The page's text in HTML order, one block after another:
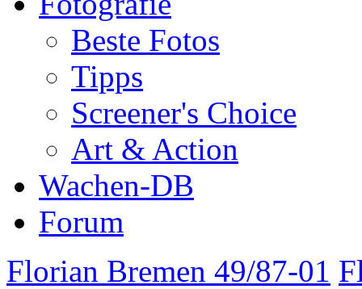
Beste Fotos
Tipps
Screener's Choice
Art & Action
Wachen-DB
Forum
Florian Bremen 49/87-01